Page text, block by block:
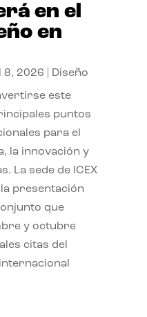
en el
en
8, 2026 Diseño
este
puntos
para el
la innovación y
La sede de ICEX
presentación
que
y octubre
citas del